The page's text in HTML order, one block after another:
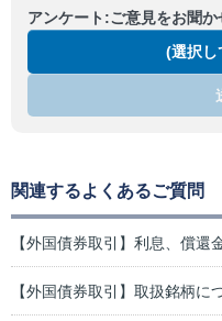
アンケート:ご意見をお聞か
(選択し
関連するよくあるご質問
【外国債券取引】利息、償還
【外国債券取引】取扱銘柄に